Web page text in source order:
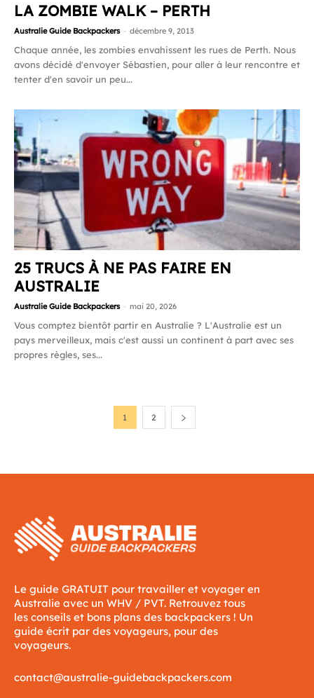
LA ZOMBIE WALK – PERTH
Australie Guide Backpackers - décembre 9, 2013
Chaque année, les zombies envahissent les rues de Perth. Nous
avons décidé d'envoyer Sébastien, pour aller à leur rencontre et
tenter d'en savoir un peu...
25 TRUCS À NE PAS FAIRE EN
AUSTRALIE
Australie Guide Backpackers - mai 20, 2026
Vous comptez bientôt partir en Australie ? L'Australie est un
pays merveilleux, mais c'est aussi un continent à part avec ses
propres règles, ses...
1 2
Le guide GRATUIT pour travailler et voyager en
Australie avec un WHV / PVT. Retrouvez tous
les conseils et bons plans des backpackers ! Un
guide écrit par des voyageurs, pour des
voyageurs.
contact@australie-guidebackpackers.com